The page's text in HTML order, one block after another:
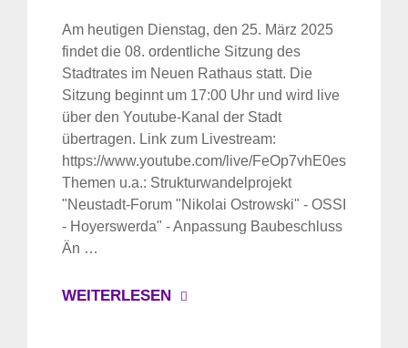
Am heutigen Dienstag, den 25. März 2025
findet die 08. ordentliche Sitzung des
Stadtrates im Neuen Rathaus statt. Die
Sitzung beginnt um 17:00 Uhr und wird live
über den Youtube-Kanal der Stadt
übertragen. Link zum Livestream:
https://www.youtube.com/live/FeOp7vhE0es
Themen u.a.: Strukturwandelprojekt
"Neustadt-Forum "Nikolai Ostrowski" - OSSI
- Hoyerswerda" - Anpassung Baubeschluss
Än …
WEITERLESEN